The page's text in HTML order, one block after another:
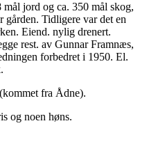
jord og ca. 350 mål skog,
gården. Tidligere var det en
Eiend. nylig drenert.
rest. av Gunnar Framnæs,
forbedret i 1950. El.
fra Ådne).
og noen høns.